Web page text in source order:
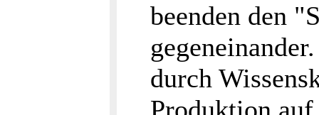
beenden den
durch